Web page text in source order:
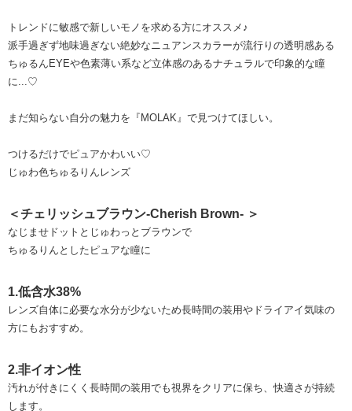
トレンドに敏感で新しいモノを求める方にオススメ♪
派手過ぎず地味過ぎない絶妙なニュアンスカラーが流行りの透明感ある
ちゅるんEYEや色素薄い系など立体感のあるナチュラルで印象的な瞳
に...♡
まだ知らない自分の魅力を『MOLAK』で見つけてほしい。
つけるだけでピュアかわいい♡
じゅわ色ちゅるりんレンズ
＜チェリッシュブラウン-Cherish Brown- ＞
なじませドットとじゅわっとブラウンで
ちゅるりんとしたピュアな瞳に
1.低含水38%
レンズ自体に必要な水分が少ないため長時間の装用やドライアイ気味の
方にもおすすめ。
2.非イオン性
汚れが付きにくく長時間の装用でも視界をクリアに保ち、快適さが持続
します。